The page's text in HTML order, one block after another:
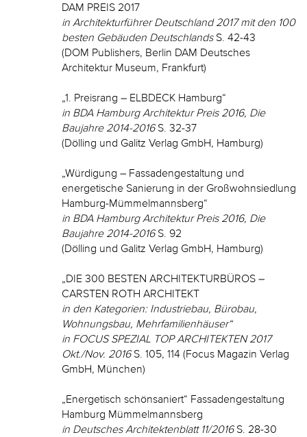
DAM PREIS 2017
in Architekturführer Deutschland 2017 mit den 100
besten Gebäuden DeutschlandsS. 42-43
(DOM Publishers, Berlin DAM Deutsches
Architektur Museum, Frankfurt)
„1. Preisrang – ELBDECK Hamburg“
in BDA Hamburg Architektur Preis 2016, Die
Baujahre 2014-2016S. 32-37
(Dölling und Galitz Verlag GmbH, Hamburg)
„Würdigung – Fassadengestaltung und
energetische Sanierung in der Großwohnsiedlung
Hamburg-Mümmelmannsberg“
in BDA Hamburg Architektur Preis 2016, Die
Baujahre 2014-2016 S. 92
(Dölling und Galitz Verlag GmbH, Hamburg)
„DIE 300 BESTEN ARCHITEKTURBÜROS –
CARSTEN ROTH ARCHITEKT
in den Kategorien: Industriebau, Bürobau,
Wohnungsbau, Mehrfamilienhäuser“
in FOCUS SPEZIAL TOP ARCHITEKTEN 2017
Okt./Nov. 2016S. 105, 114 (Focus Magazin Verlag
GmbH, München)
„Energetisch schönsaniert“ Fassadengestaltung
Hamburg Mümmelmannsberg
in Deutsches Architektenblatt 11/2016S. 28-30